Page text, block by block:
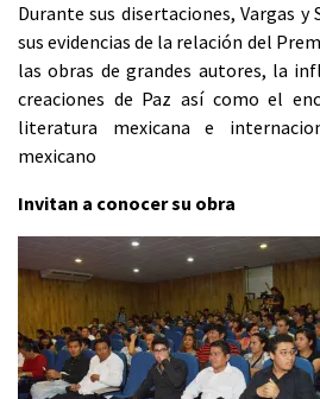
Durante sus disertaciones, Vargas
sus evidencias de la relación del
las obras de grandes autores, la
creaciones de Paz así como el
literatura mexicana e
mexicano
Invitan a conocer su obra